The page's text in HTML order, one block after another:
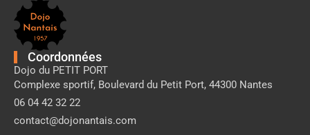
de
page
Dojo
Nantais
Coordonnées
Dojo du PETIT PORT
Complexe sportif, Boulevard du Petit Port, 44300 Nantes
06 04 42 32 22
contact@dojonantais.com